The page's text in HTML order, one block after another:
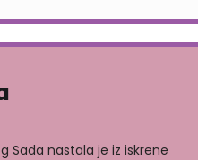
Sada nastala je iz iskrene